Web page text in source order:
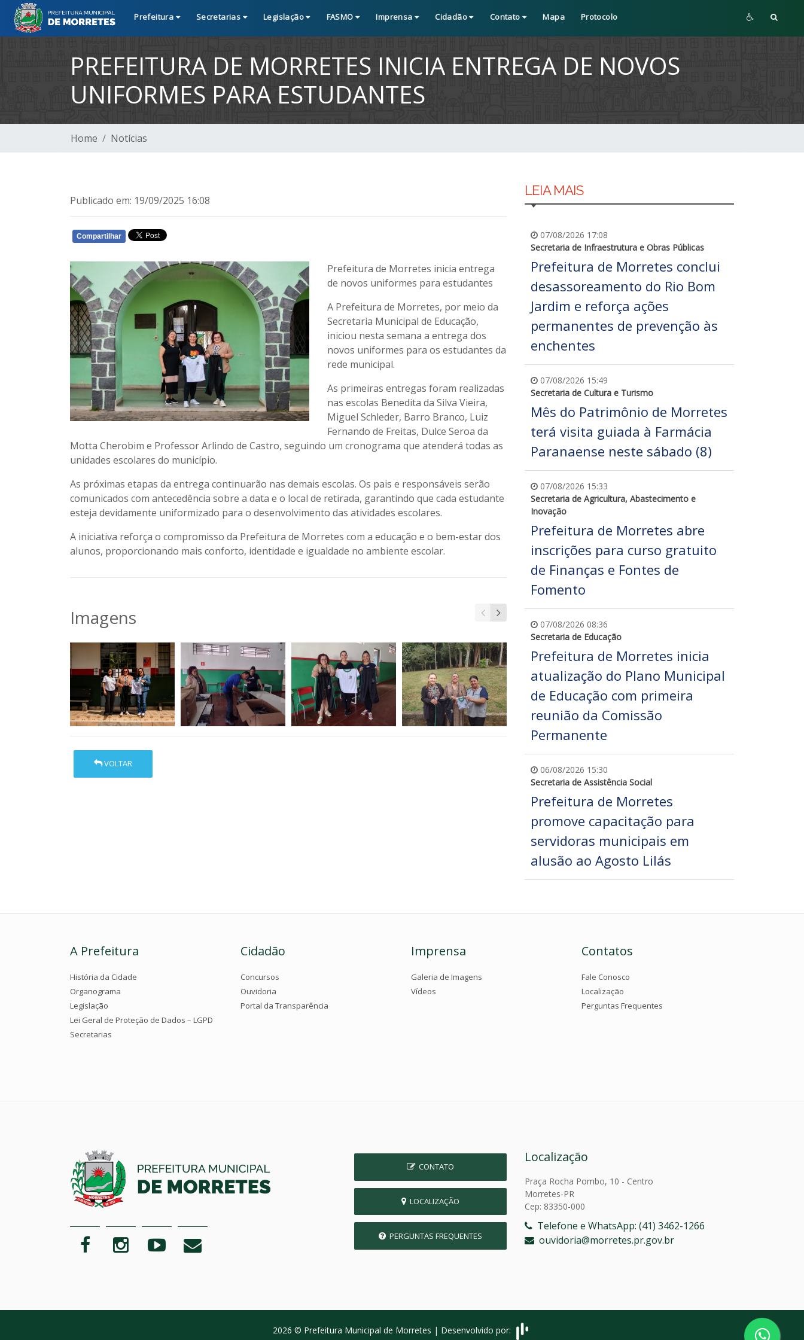
Prefeitura Secretarias Legislação FASMO Imprensa Cidadão Contato Mapa Protocolo
PREFEITURA DE MORRETES INICIA ENTREGA DE NOVOS
UNIFORMES PARA ESTUDANTES
Home Notícias
Publicado em: 19/09/2025 16:08
Compartilhar
Prefeitura de Morretes inicia entrega
de novos uniformes para estudantes
A Prefeitura de Morretes, por meio da
Secretaria Municipal de Educação,
iniciou nesta semana a entrega dos
novos uniformes para os estudantes da
rede municipal.
As primeiras entregas foram realizadas
nas escolas Benedita da Silva Vieira,
Miguel Schleder, Barro Branco, Luiz
Fernando de Freitas, Dulce Seroa da
Motta Cherobim e Professor Arlindo de Castro, seguindo um cronograma que atenderá todas as
unidades escolares do município.
As próximas etapas da entrega continuarão nas demais escolas. Os pais e responsáveis serão
comunicados com antecedência sobre a data e o local de retirada, garantindo que cada estudante
esteja devidamente uniformizado para o desenvolvimento das atividades escolares.
A iniciativa reforça o compromisso da Prefeitura de Morretes com a educação e o bem-estar dos
alunos, proporcionando mais conforto, identidade e igualdade no ambiente escolar.
Imagens
VOLTAR
LEIA MAIS
07/08/2026 17:08
Secretaria de Infraestrutura e Obras Públicas
Prefeitura de Morretes conclui
desassoreamento do Rio Bom
Jardim e reforça ações
permanentes de prevenção às
enchentes
07/08/2026 15:49
Secretaria de Cultura e Turismo
Mês do Patrimônio de Morretes
terá visita guiada à Farmácia
Paranaense neste sábado (8)
07/08/2026 15:33
Secretaria de Agricultura, Abastecimento e
Inovação
Prefeitura de Morretes abre
inscrições para curso gratuito
de Finanças e Fontes de
Fomento
07/08/2026 08:36
Secretaria de Educação
Prefeitura de Morretes inicia
atualização do Plano Municipal
de Educação com primeira
reunião da Comissão
Permanente
06/08/2026 15:30
Secretaria de Assistência Social
Prefeitura de Morretes
promove capacitação para
servidoras municipais em
alusão ao Agosto Lilás
A Prefeitura
História da Cidade
Organograma
Legislação
Lei Geral de Proteção de Dados – LGPD
Secretarias
Cidadão
Concursos
Ouvidoria
Portal da Transparência
Imprensa
Galeria de Imagens
Vídeos
Contatos
Fale Conosco
Localização
Perguntas Frequentes
CONTATO
LOCALIZAÇÃO
PERGUNTAS FREQUENTES
Localização
Praça Rocha Pombo, 10 - Centro
Morretes-PR
Cep: 83350-000
Telefone e WhatsApp: (41) 3462-1266
ouvidoria@morretes.pr.gov.br
2026 © Prefeitura Municipal de Morretes | Desenvolvido por: